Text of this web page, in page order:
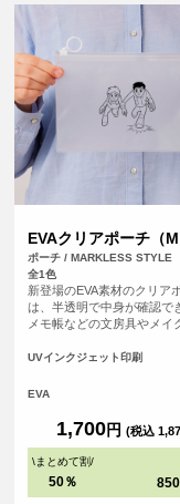
EVAクリアポーチ（M
ポーチ / MARKLESS STYLE
全1色
新登場のEVA素材のクリア
は、半透明で中身が確認で
メモ帳などの文房具やメイ
利なサイズ感です。リング
アパレルブランドの包装や
活用できます。開閉する際
ダー部分を掴んで操作し、
分を強く引っ張らないよう
UVインクジェット印刷
EVA
1,700円 (税込
\まとめて割/
50％ 850